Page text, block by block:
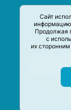
Сайт
информацию
Продолжая
с
их
©